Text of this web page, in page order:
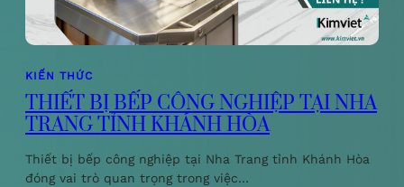
KIẾN THỨC
THIẾT BỊ BẾP CÔNG NGHIỆP TẠI NHA
TRANG TỈNH KHÁNH HÒA
Thiết bị bếp công nghiệp tại Nha Trang tỉnh Khánh Hòa
đóng vai trò quan trọng trong việc…